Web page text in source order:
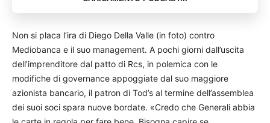
Non si placa l’ira di Diego Della Valle (in foto) contro
Mediobanca e il suo management. A pochi giorni dall’uscita
dell’imprenditore dal patto di Rcs, in polemica con le
modifiche di governance appoggiate dal suo maggiore
azionista bancario, il patron di Tod’s al termine dell’assemblea
dei suoi soci spara nuove bordate. «Credo che Generali abbia